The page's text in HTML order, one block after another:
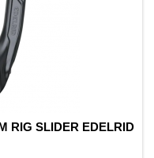
RIG SLIDER EDELRID